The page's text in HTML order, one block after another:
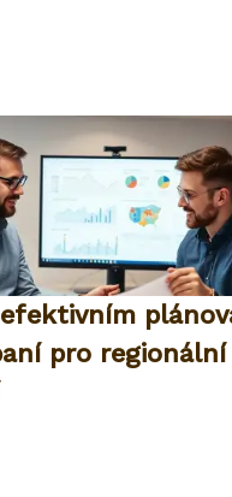
pro regionální